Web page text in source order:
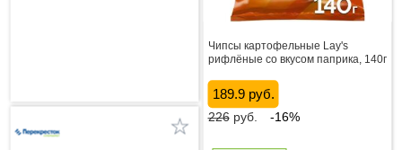
Чипсы картофельные Lay's
рифлёные со вкусом паприка, 140г
189.9 руб.
226руб. -16%